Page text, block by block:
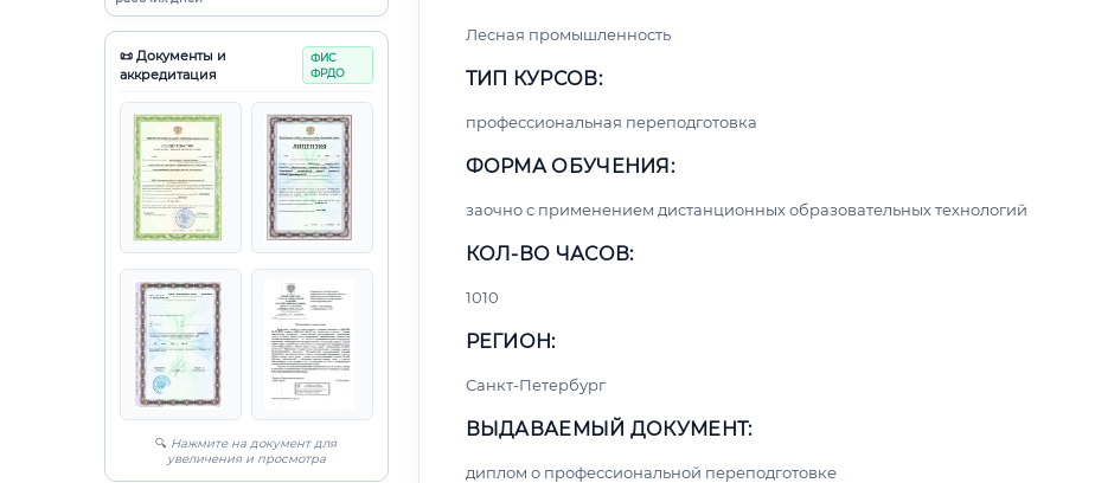
📜 Документы и
аккредитация
ФИС
ФРДО
🔍 Нажмите на документ для
увеличения и просмотра
Лесная промышленность
ТИП КУРСОВ:
профессиональная переподготовка
ФОРМА ОБУЧЕНИЯ:
заочно с применением дистанционных образовательных технологий
КОЛ-ВО ЧАСОВ:
1010
РЕГИОН:
Санкт-Петербург
ВЫДАВАЕМЫЙ ДОКУМЕНТ:
диплом о профессиональной переподготовке